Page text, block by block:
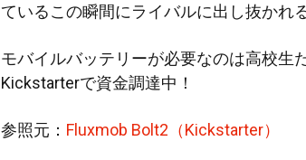
ているこの瞬間にライバルに出し抜かれ
モバイルバッテリーが必要なのは高校生
Kickstarterで資金調達中！
参照元： Fluxmob Bolt2（Kickstarter）